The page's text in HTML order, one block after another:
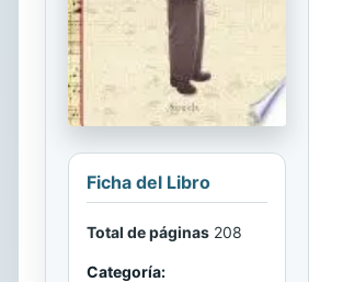
Ficha del Libro
Total de páginas 208
Categoría: